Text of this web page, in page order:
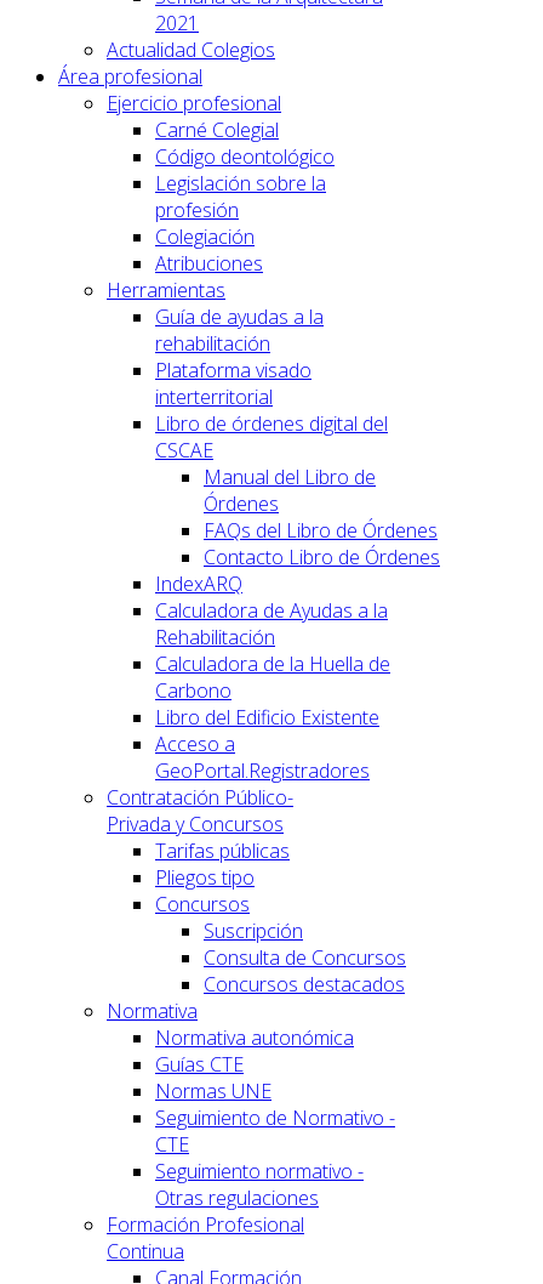
2021
Actualidad Colegios
Área profesional
Ejercicio profesional
Carné Colegial
Código deontológico
Legislación sobre la
profesión
Colegiación
Atribuciones
Herramientas
Guía de ayudas a la
rehabilitación
Plataforma visado
interterritorial
Libro de órdenes digital del
CSCAE
Manual del Libro de
Órdenes
FAQs del Libro de Órdenes
Contacto Libro de Órdenes
IndexARQ
Calculadora de Ayudas a la
Rehabilitación
Calculadora de la Huella de
Carbono
Libro del Edificio Existente
Acceso a
GeoPortal.Registradores
Contratación Público-
Privada y Concursos
Tarifas públicas
Pliegos tipo
Concursos
Suscripción
Consulta de Concursos
Concursos destacados
Normativa
Normativa autonómica
Guías CTE
Normas UNE
Seguimiento de Normativo -
CTE
Seguimiento normativo -
Otras regulaciones
Formación Profesional
Continua
Canal Formación